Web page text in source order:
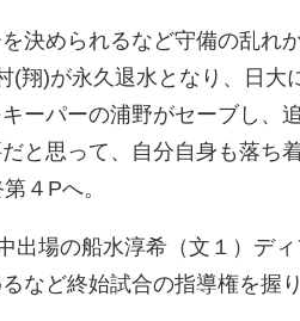
決められるなど守備の乱れ
翔)が永久退水となり、日大
ーパーの浦野がセーブし、
と思って、自分自身も落ち
４Pへ。
出場の船水淳希（文１）デ
など終始試合の指導権を握